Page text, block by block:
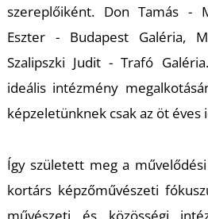
szereplőiként. Don Tamás -
Eszter - Budapest Galéria,
Szalipszki Judit - Trafó
ideális intézmény
képzeletünknek csak az öt
Így született meg a
kortárs képzőművészeti